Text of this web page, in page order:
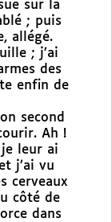
sur la
; puis
allégé.
; j’ai
des
enfin de
second
Ah !
je leur ai
j’ai vu
cerveaux
côté de
dans